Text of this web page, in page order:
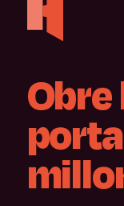
Obre
porta